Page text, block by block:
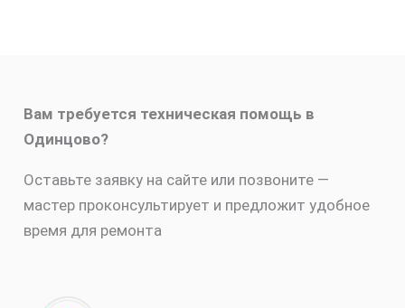
Вам требуется техническая помощь в
Одинцово?
Оставьте заявку на сайте или позвоните —
мастер проконсультирует и предложит удобное
время для ремонта